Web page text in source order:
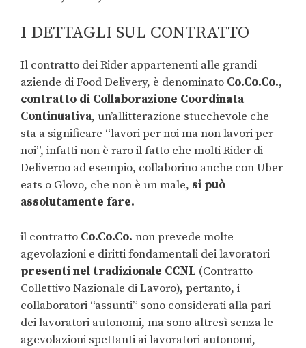
I DETTAGLI SUL CONTRATTO
Il contratto dei Rider appartenenti alle grandi
aziende di Food Delivery, è denominato Co.Co.Co.,
contratto di Collaborazione Coordinata
Continuativa, un’allitterazione stucchevole che
sta a significare “lavori per noi ma non lavori per
noi”, infatti non è raro il fatto che molti Rider di
Deliveroo ad esempio, collaborino anche con Uber
eats o Glovo, che non è un male, si può
assolutamente fare.
il contratto Co.Co.Co. non prevede molte
agevolazioni e diritti fondamentali dei lavoratori
presenti nel tradizionale CCNL (Contratto
Collettivo Nazionale di Lavoro), pertanto, i
collaboratori “assunti” sono considerati alla pari
dei lavoratori autonomi, ma sono altresì senza le
agevolazioni spettanti ai lavoratori autonomi,